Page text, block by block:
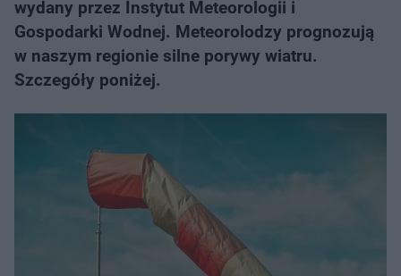
wydany przez Instytut Meteorologii i
Gospodarki Wodnej. Meteorolodzy prognozują
w naszym regionie silne porywy wiatru.
Szczegóły poniżej.